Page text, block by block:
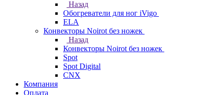
Назад
Обогреватели для ног iVigo
ELA
Конвекторы Noirot без ножек
Назад
Конвекторы Noirot без ножек
Spot
Spot Digital
CNX
Компания
Оплата